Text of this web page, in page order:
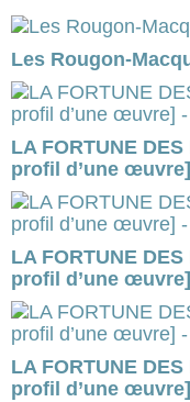
Les Rougon-
LA FORTUNE
profil d’une
LA FORTUNE
profil d’une
LA FORTUNE
profil d’une